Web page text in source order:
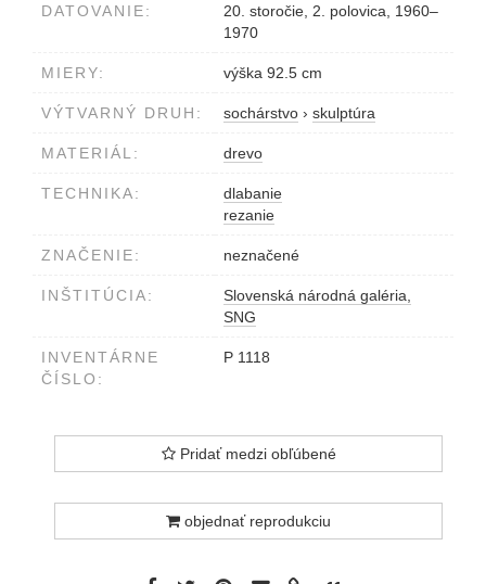
DATOVANIE:
20. storočie, 2. polovica, 1960–
1970
MIERY: výška 92.5 cm
VÝTVARNÝ DRUH: sochárstvo › skulptúra
MATERIÁL: drevo
TECHNIKA:
dlabanie
rezanie
ZNAČENIE: neznačené
INŠTITÚCIA:
Slovenská národná galéria,
SNG
INVENTÁRNE
ČÍSLO:
P 1118
Pridať medzi obľúbené
objednať reprodukciu